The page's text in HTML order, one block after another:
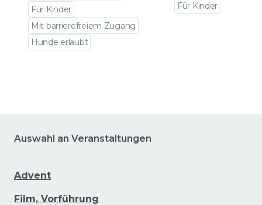
Für Kinder
Mit barrierefreiem Zugang
Hunde erlaubt
Für Kinder
Auswahl an Veranstaltungen
Advent
Film, Vorführung